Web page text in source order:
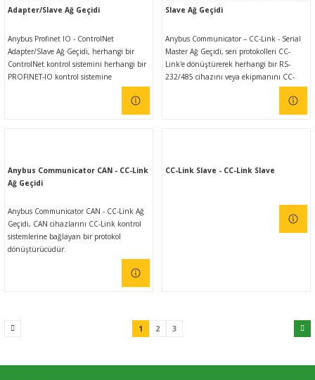
Adapter/Slave Ağ Geçidi
Anybus Profinet IO - ControlNet
Adapter/Slave Ağ Geçidi, herhangi bir
ControlNet kontrol sistemini herhangi bir
PROFINET-IO kontrol sistemine
bağlamanızı sağlar. Anybus ağ geçitleri,
kullanımı kolay olmasının yanı sıra farklı
endüstriyel ağlar arasında güvenilir,
Slave Ağ Geçidi
Anybus Communicator – CC-Link - Serial
Master Ağ Geçidi, seri protokolleri CC-
Link'e dönüştürerek herhangi bir RS-
232/485 cihazını veya ekipmanını CC-
Link kontrol sistemlerine bağlamanızı
kullanımı kolay olmasının yanı sıra farklı
Anybus Communicator CAN - CC-Link
Ağ Geçidi
Anybus Communicator CAN - CC-Link Ağ
Geçidi, CAN cihazlarını CC-Link kontrol
sistemlerine bağlayan bir protokol
dönüştürücüdür.
CC-Link Slave - CC-Link Slave
1 2 3